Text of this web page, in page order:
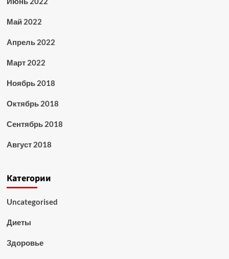
Май 2022
Апрель 2022
Март 2022
Ноябрь 2018
Октябрь 2018
Сентябрь 2018
Август 2018
Категории
Uncategorised
Диеты
Здоровье